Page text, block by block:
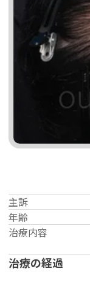
主訴
年齢
治療内容
治療の経過